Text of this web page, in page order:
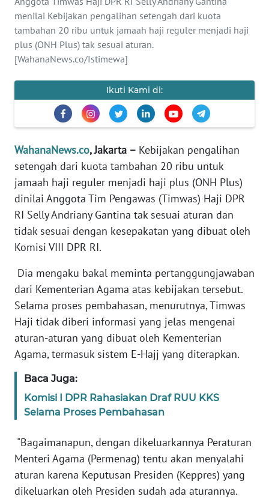
menilai Kebijakan pengalihan setengah dari kuota
tambahan 20 ribu untuk jamaah haji reguler menjadi haji
plus (ONH Plus) tak sesuai aturan.
[WahanaNews.co/Istimewa]
Ikuti Kami di:
WahanaNews.co, Jakarta – Kebijakan pengalihan
setengah dari kuota tambahan 20 ribu untuk
jamaah haji reguler menjadi haji plus (ONH Plus)
dinilai Anggota Tim Pengawas (Timwas) Haji DPR
RI Selly Andriany Gantina tak sesuai aturan dan
tidak sesuai dengan kesepakatan yang dibuat oleh
Komisi VIII DPR RI.
Dia mengaku bakal meminta pertanggungjawaban
dari Kementerian Agama atas kebijakan tersebut.
Selama proses pembahasan, menurutnya, Timwas
Haji tidak diberi informasi yang jelas mengenai
aturan-aturan yang dibuat oleh Kementerian
Agama, termasuk sistem E-Hajj yang diterapkan.
Baca Juga:
Komisi I DPR Rahasiakan Draf RUU KKS
Selama Proses Pembahasan
"Bagaimanapun, dengan dikeluarkannya Peraturan
Menteri Agama (Permenag) tentu akan menyalahi
aturan karena Keputusan Presiden (Keppres) yang
dikeluarkan oleh Presiden sudah ada aturannya.
PENDIDIKAN
OLAHRAGA
EDITORIAL
Informasi
INDEKS
BERITA
KONTAK
INFO
IKLAN
TENTANG
KAMI
PEDOMAN
MEDIA
SIBER
REDAKSI
KARIR
DISCLAIMER